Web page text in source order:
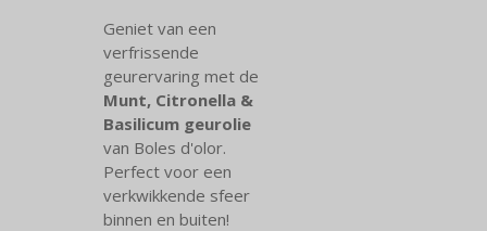
Geniet van een
verfrissende
geurervaring met de
Munt, Citronella &
Basilicum geurolie
van Boles d'olor.
Perfect voor een
verkwikkende sfeer
binnen en buiten!